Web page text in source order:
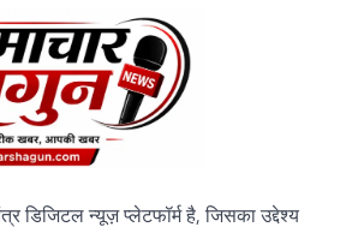
डिजिटल न्यूज़ प्लेटफॉर्म है, जिसका उद्देश्य